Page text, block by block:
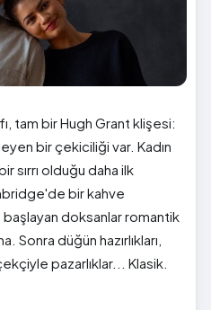
tam bir Hugh Grant klişesi:
bir çekiciliği var. Kadın
sırrı olduğu daha ilk
bir kahve
başlayan doksanlar romantik
Sonra düğün hazırlıkları,
pazarlıklar... Klasik.